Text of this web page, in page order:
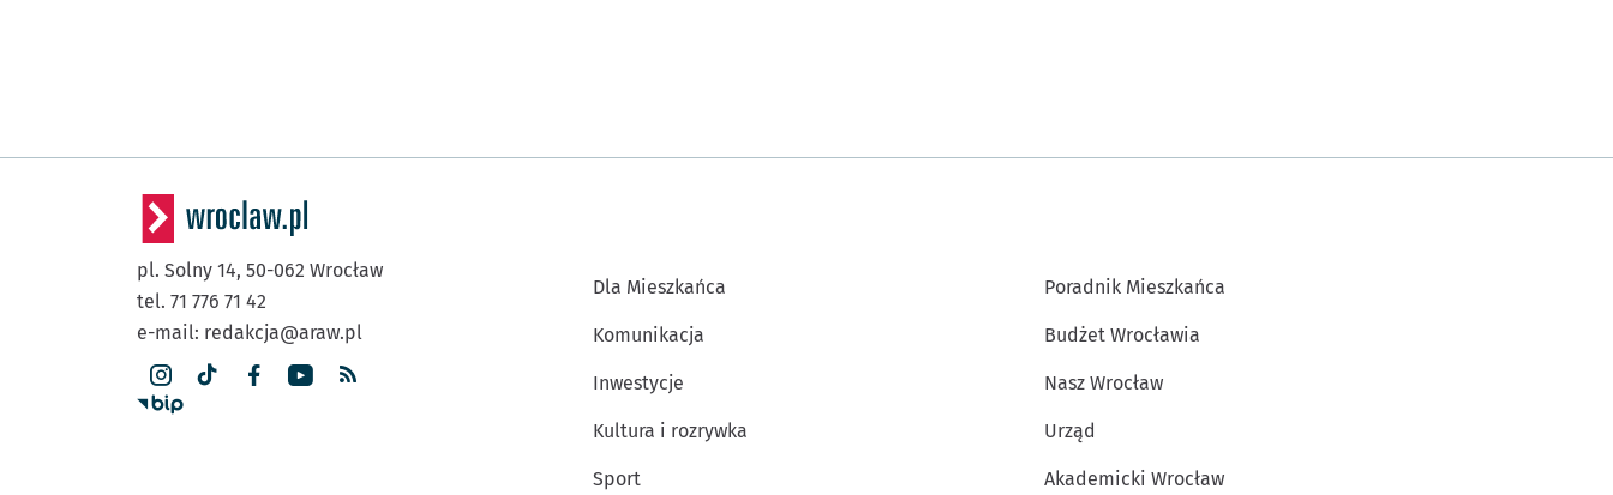
pl. Solny 14, 50-062 Wrocław
tel. 71 776 71 42
e-mail: redakcja@araw.pl
Dla Mieszkańca
Komunikacja
Inwestycje
Kultura i rozrywka
Sport
Poradnik Mieszkańca
Budżet Wrocławia
Nasz Wrocław
Urząd
Akademicki Wrocław